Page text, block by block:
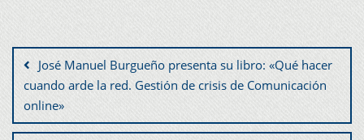
José Manuel Burgueño presenta su libro: «Qué hacer
cuando arde la red. Gestión de crisis de Comunicación
online»